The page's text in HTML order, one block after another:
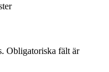
Obligatoriska fält är